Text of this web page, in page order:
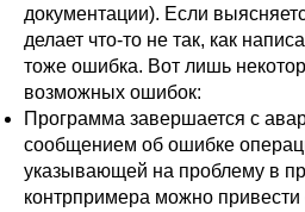
документации). Если
делает что-то не так, как
тоже ошибка. Вот лишь
возможных ошибок:
Программа завершается с
сообщением об ошибке
указывающей на проблему в
контрпримера можно